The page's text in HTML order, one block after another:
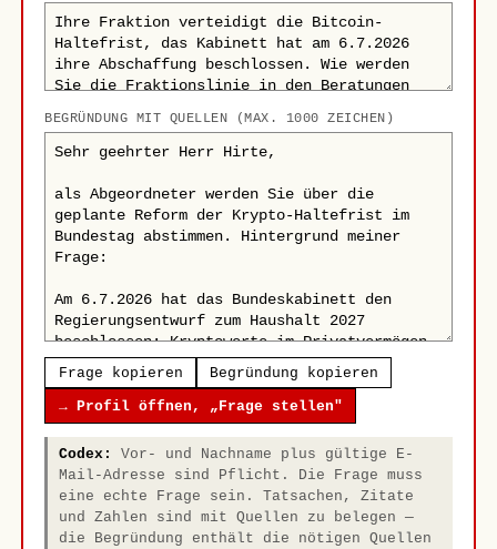
BEGRÜNDUNG MIT QUELLEN (MAX. 1000 ZEICHEN)
Frage kopieren Begründung kopieren
→ Profil öffnen, „Frage stellen"
Codex:
Vor- und Nachname plus gültige E-
Mail-Adresse sind Pflicht. Die Frage muss
eine echte Frage sein. Tatsachen, Zitate
und Zahlen sind mit Quellen zu belegen —
die Begründung enthält die nötigen Quellen